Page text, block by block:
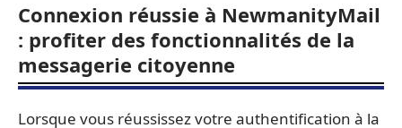
Connexion réussie à NewmanityMail
: profiter des fonctionnalités de la
messagerie citoyenne
Lorsque vous réussissez votre authentification à la